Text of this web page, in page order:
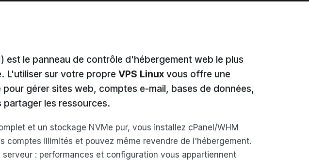
est le panneau de contrôle d'hébergement web le plus
L'utiliser sur votre propreVPS Linux vous offre une
gérer sites web, comptes e-mail, bases de données,
les ressources.
et un stockage NVMe pur, vous installez cPanel/WHM
comptes illimités et pouvez même revendre de l'hébergement.
: performances et configuration vous appartiennent